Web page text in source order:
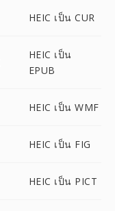
HEIC เป็น CUR
HEIC เป็น
EPUB
HEIC เป็น WMF
HEIC เป็น FIG
HEIC เป็น PICT